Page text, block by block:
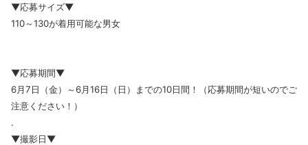
▼応募サイズ▼
110～130が着用可能な男女
▼応募期間▼
6月7日（金）～6月16日（日）までの10日間！（応募期間が短いのでご
注意ください！）
.
▼撮影日▼